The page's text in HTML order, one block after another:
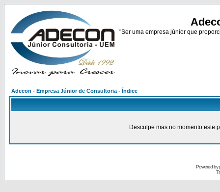
"Ser uma empresa júnior que
Adecon - Empresa Júnior de Consultoria - Índice
Desculpe mas no momento este
Powered by